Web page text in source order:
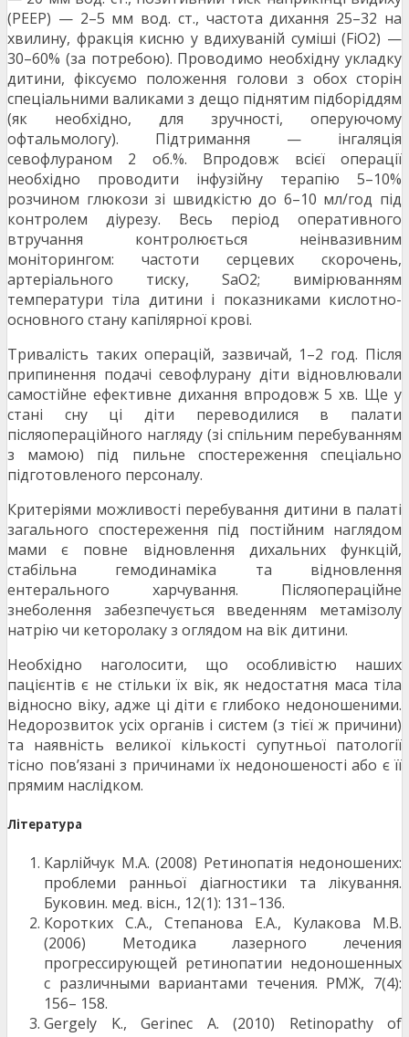
(PEEP) — 2–5 мм вод. ст., частота дихання 25–32 на
хвилину, фракція кисню у вдихуваній суміші (FiO2) —
30–60% (за потребою). Проводимо необхідну укладку
дитини, фіксуємо положення голови з обох сторін
спеціальними валиками з дещо піднятим підборіддям
(як необхідно, для зручності, оперуючому
офтальмологу). Підтримання — інгаляція
севофлураном 2 об.%. Впродовж всієї операції
необхідно проводити інфузійну терапію 5–10%
розчином глюкози зі швидкістю до 6–10 мл/год під
контролем діурезу. Весь період оперативного
втручання контролюється неінвазивним
моніторингом: частоти серцевих скорочень,
артеріального тиску, SaO2; вимірюванням
температури тіла дитини і показниками кислотно-
основного стану капілярної крові.
Тривалість таких операцій, зазвичай, 1–2 год. Після
припинення подачі севофлурану діти відновлювали
самостійне ефективне дихання впродовж 5 хв. Ще у
стані сну ці діти переводилися в палати
післяопераційного нагляду (зі спільним перебуванням
з мамою) під пильне спостереження спеціально
підготовленого персоналу.
Критеріями можливості перебування дитини в палаті
загального спостереження під постійним наглядом
мами є повне відновлення дихальних функцій,
стабільна гемодинаміка та відновлення
ентерального харчування. Післяопераційне
знеболення забезпечується введенням метамізолу
натрію чи кеторолаку з оглядом на вік дитини.
Необхідно наголосити, що особливістю наших
пацієнтів є не стільки їх вік, як недостатня маса тіла
відносно віку, адже ці діти є глибоко недоношеними.
Недорозвиток усіх органів і систем (з тієї ж причини)
та наявність великої кількості супутньої патології
тісно пов’язані з причинами їх недоношеності або є її
прямим наслідком.
Література
Карлійчук М.А. (2008) Ретинопатія недоношених:
проблеми ранньої діагностики та лікування.
Буковин. мед. вісн., 12(1): 131–136.
Коротких С.А., Степанова Е.А., Кулакова М.В.
(2006) Методика лазерного лечения
прогрессирующей ретинопатии недоношенных
с различными вариантами течения. РМЖ, 7(4):
156– 158.
Gergely K., Gerinec A. (2010) Retinopathy of